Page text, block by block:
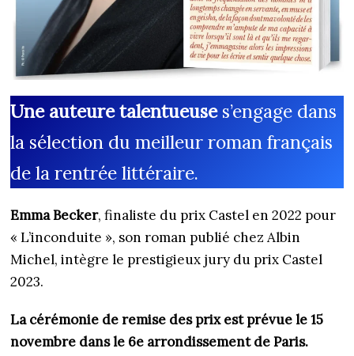
Une auteure talentueuses’engage dans
la sélection du meilleur roman français
de la rentrée littéraire.
Emma Becker, finaliste du prix Castel en 2022 pour
« L’inconduite », son roman publié chez Albin
Michel, intègre le prestigieux jury du prix Castel
2023.
La cérémonie de remise des prix est prévue le 15
novembre dans le 6e arrondissement de Paris.